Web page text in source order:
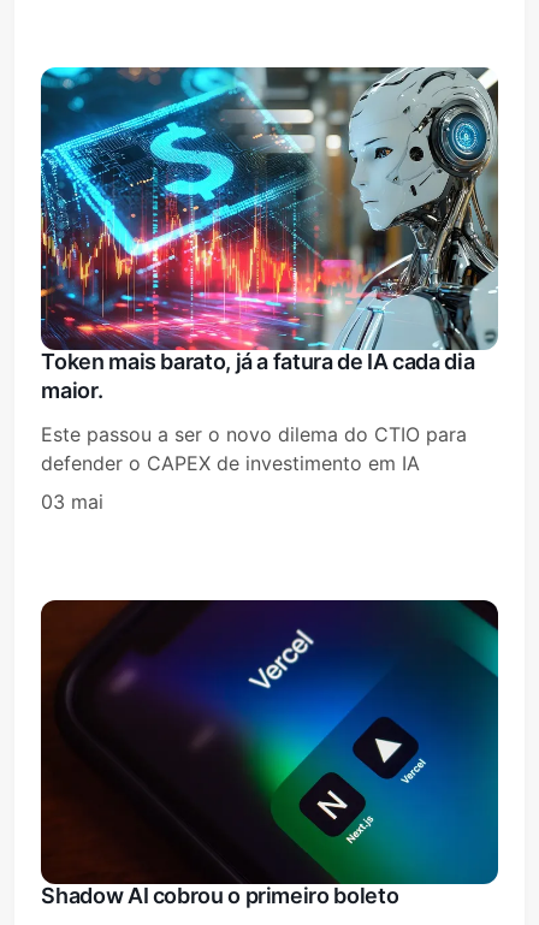
Token mais barato, já a fatura de IA cada dia
maior.
Este passou a ser o novo dilema do CTIO para
defender o CAPEX de investimento em IA
03 mai
Shadow AI cobrou o primeiro boleto